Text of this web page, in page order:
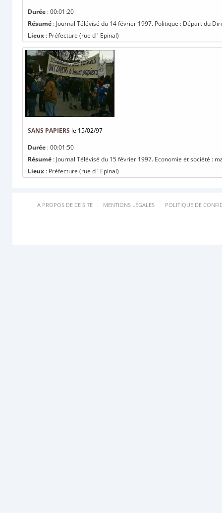
Durée : 00:01:20
Résumé : Journal Télévisé du 14 février 1997. Politique : Départ du
Lieux : Préfecture (rue d ' Epinal)
SANS PAPIERS le 15/02/97
Durée : 00:01:50
Résumé : Journal Télévisé du 15 février 1997. Economie et société :
Lieux : Préfecture (rue d ' Epinal)
A PROPOS DE CE SITE MENTIONS LÉGALES POLITIQUE DE